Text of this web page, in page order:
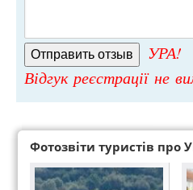
УРА!
Відгук реєстрації не
Фотозвіти туристів про